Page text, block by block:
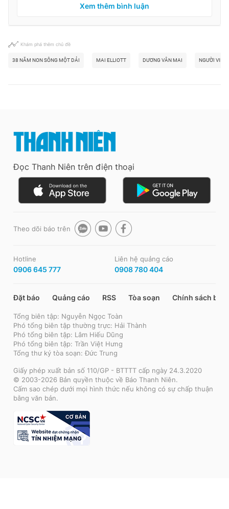
Xem thêm bình luận
Khám phá thêm chủ đề
38 NĂM NON SÔNG MỘT DẢI MAI ELLIOTT DƯƠNG VÂN MAI NGƯỜI VIỆT
Đọc Thanh Niên trên điện thoại
Theo dõi báo trên
Hotline
0906 645 777
Liên hệ quảng cáo
0908 780 404
Đặt báo Quảng cáo RSS Tòa soạn Chính sách bảo
Tổng biên tập: Nguyễn Ngọc Toàn
Phó tổng biên tập thường trực: Hải Thành
Phó tổng biên tập: Lâm Hiếu Dũng
Phó tổng biên tập: Trần Việt Hưng
Tổng thư ký tòa soạn: Đức Trung
Giấy phép xuất bản số 110/GP - BTTTT cấp ngày 24.3.2020
© 2003-2026 Bản quyền thuộc về Báo Thanh Niên.
Cấm sao chép dưới mọi hình thức nếu không có sự chấp thuận
bằng văn bản.